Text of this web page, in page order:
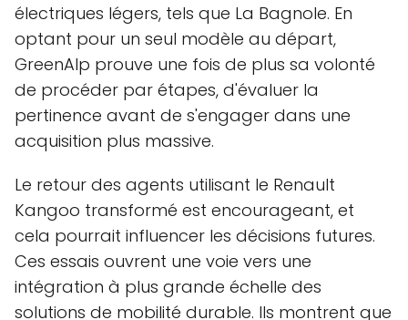
électriques légers, tels que La Bagnole. En
optant pour un seul modèle au départ,
GreenAlp prouve une fois de plus sa volonté
de procéder par étapes, d'évaluer la
pertinence avant de s'engager dans une
acquisition plus massive.
Le retour des agents utilisant le Renault
Kangoo transformé est encourageant, et
cela pourrait influencer les décisions futures.
Ces essais ouvrent une voie vers une
intégration à plus grande échelle des
solutions de mobilité durable. Ils montrent que